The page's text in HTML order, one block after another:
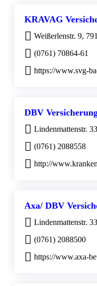
KRAVAG
Weißerlenstr. 9,
(0761) 70864-61
https://www.svg-
DBV
Lindenmattenstr.
(0761) 2088558
http://
Axa/ DBV
Lindenmattenstr.
(0761) 2088500
https://www.axa-